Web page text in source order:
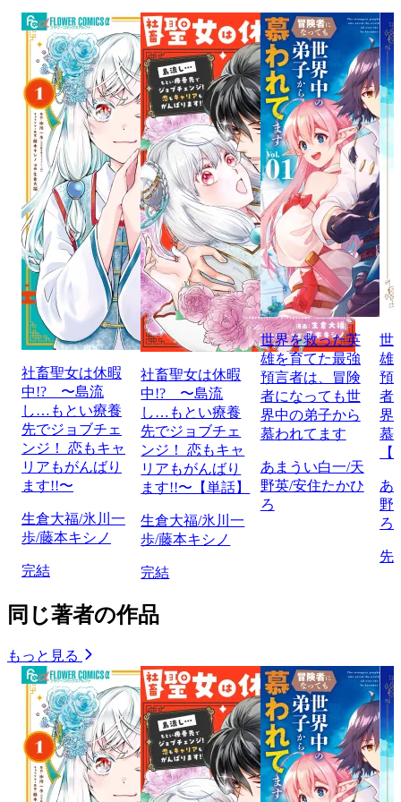
社畜聖女は休暇
中!? 〜島流
し…もとい療養
先でジョブチェ
ンジ！ 恋もキャ
リアもがんばり
ます!!〜
生倉大福/氷川一
歩/藤本キシノ
完結
社畜聖女は休暇
中!? 〜島流
し…もとい療養
先でジョブチェ
ンジ！ 恋もキャ
リアもがんばり
ます!!〜【単話】
生倉大福/氷川一
歩/藤本キシノ
完結
世界を救った英
雄を育てた最強
預言者は、冒険
者になっても世
界中の弟子から
慕われてます
あまうい白一/天
野英/安住たかひ
ろ
世
雄
預
者
界
慕
あ
野
ろ
先
同じ著者の作品
もっと見る